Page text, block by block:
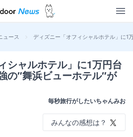
ュース > ディズニー「オフィシャルホテル」に1
シャルホテル」に1万円台
の″舞浜ビューホテル″が
毎秒旅行がしたいちゃんみお
みんなの感想は？